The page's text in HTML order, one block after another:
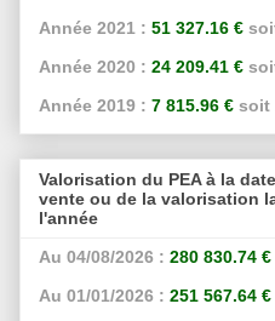
Année 2021 : 51 327.16 €
Année 2020 : 24 209.41 €
Année 2019 : 7 815.96 € soit
Valorisation du PEA à la
vente ou de la valorisation
l'année
Au 04/08/2026 : 280 830.74 €
Au 01/01/2026 : 251 567.64 €